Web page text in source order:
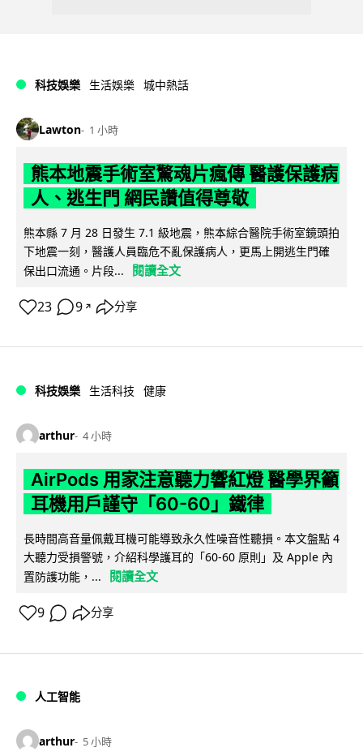
科技娛樂 生活娛樂 城中熱話
Lawton 1 小時
熊本地震手術室驚魂片瘋傳 醫護保護病
人、逃生門 網民讚值得尊敬
熊本縣 7 月 28 日發生 7.1 級地震，熊本綜合醫院手術室鏡頭拍
下地震一刻，醫護人員臨危不亂保護病人，更馬上開逃生門確
保出口流通。片段...
閱讀全文
23 9 ↗ 分享
科技娛樂 生活科技 健康
arthur 4 小時
AirPods 用家注意聽力響紅燈 醫學界籲
耳機用戶謹守「60-60」鐵律
長時間高音量佩戴耳機可能導致永久性噪音性聽損。本文盤點 4
大聽力受損警號，介紹科學護耳的「60-60 原則」及 Apple 內
置防護功能，...
閱讀全文
9 分享
人工智能
arthur 5 小時